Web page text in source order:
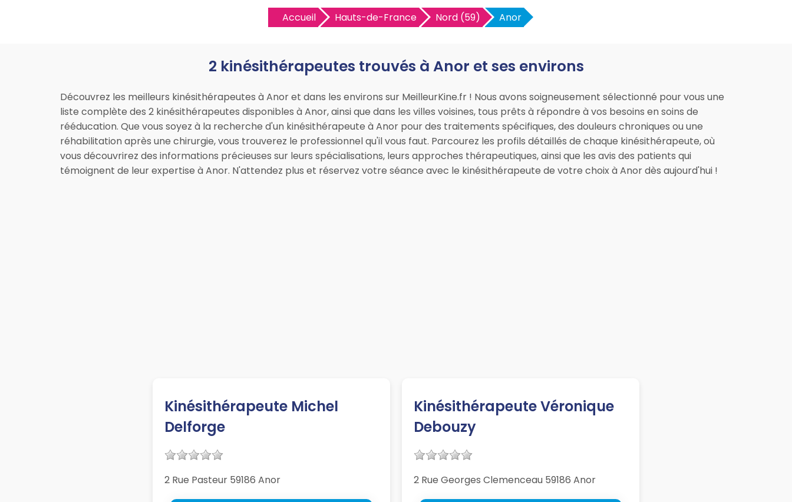
Accueil Hauts-de-France Nord (59) Anor
2 kinésithérapeutes trouvés à Anor et ses environs
Découvrez les meilleurs kinésithérapeutes à Anor et dans les environs sur MeilleurKine.fr ! Nous avons soigneusement sélectionné pour vous une
liste complète des 2 kinésithérapeutes disponibles à Anor, ainsi que dans les villes voisines, tous prêts à répondre à vos besoins en soins de
rééducation. Que vous soyez à la recherche d'un kinésithérapeute à Anor pour des traitements spécifiques, des douleurs chroniques ou une
réhabilitation après une chirurgie, vous trouverez le professionnel qu'il vous faut. Parcourez les profils détaillés de chaque kinésithérapeute, où
vous découvrirez des informations précieuses sur leurs spécialisations, leurs approches thérapeutiques, ainsi que les avis des patients qui
témoignent de leur expertise à Anor. N'attendez plus et réservez votre séance avec le kinésithérapeute de votre choix à Anor dès aujourd'hui !
Kinésithérapeute Michel
Delforge
2 Rue Pasteur 59186 Anor
Kinésithérapeute Véronique
Debouzy
2 Rue Georges Clemenceau 59186 Anor